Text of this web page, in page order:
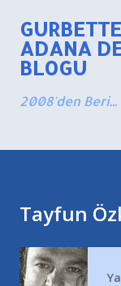
ADANA
BLOGU
2008'den Beri...
Tayfun